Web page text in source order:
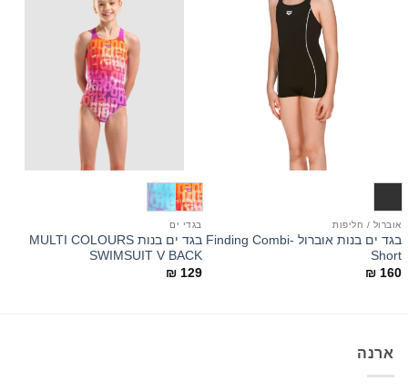
אוברול / חליפות
בגד ים בנות אוברול Finding Combi-
Short
₪ 160
בגדי ים
בגד ים בנות MULTI COLOURS
SWIMSUIT V BACK
₪ 129
ארנה